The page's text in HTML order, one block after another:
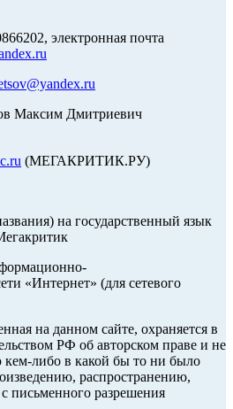
электронная почта
Максим Дмитриевич
(МЕГАКРИТИК.РУ)
на государственный язык
«Интернет» (для сетевого
на данном сайте, охраняется в
РФ об авторском праве и не
либо в какой бы то ни было
распространению,
письменного разрешения